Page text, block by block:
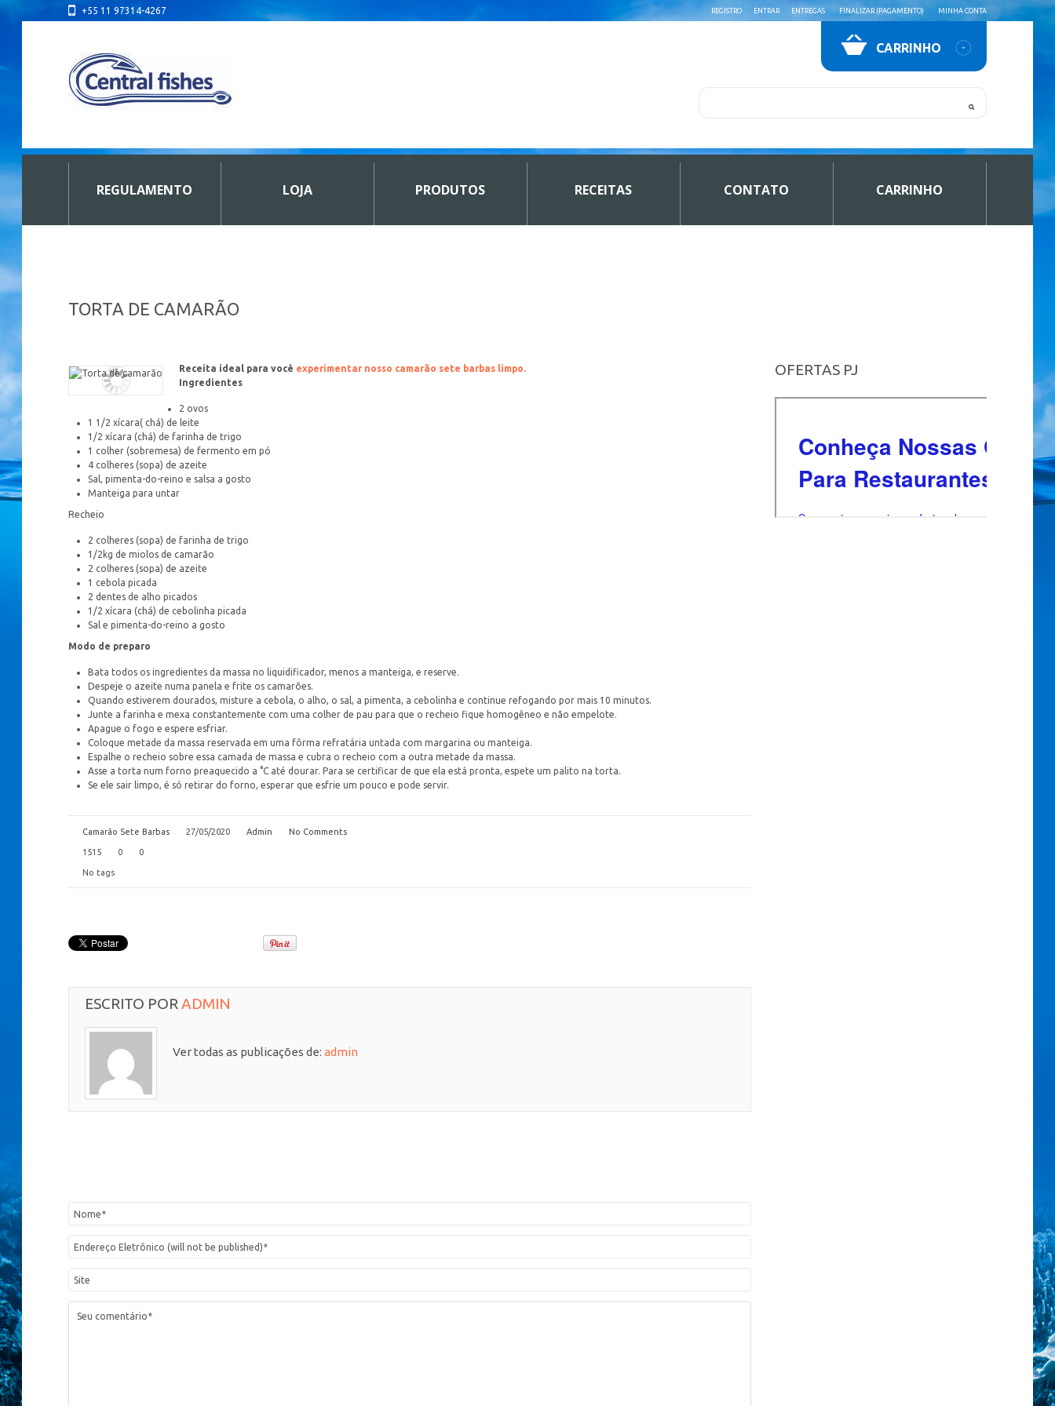
+55 11 97314-4267 REGISTRO ENTRAR ENTREGAS FINALIZAR (PAGAMENTO) MINHA CONTA
CARRINHO
REGULAMENTO LOJA PRODUTOS RECEITAS CONTATO CARRINHO
TORTA DE CAMARÃO
Receita ideal para você experimentar nosso camarão sete barbas limpo.
Ingredientes
2 ovos
1 1/2 xícara( chá) de leite
1/2 xícara (chá) de farinha de trigo
1 colher (sobremesa) de fermento em pó
4 colheres (sopa) de azeite
Sal, pimenta-do-reino e salsa a gosto
Manteiga para untar
Recheio
2 colheres (sopa) de farinha de trigo
1/2kg de miolos de camarão
2 colheres (sopa) de azeite
1 cebola picada
2 dentes de alho picados
1/2 xícara (chá) de cebolinha picada
Sal e pimenta-do-reino a gosto
Modo de preparo
Bata todos os ingredientes da massa no liquidificador, menos a manteiga, e reserve.
Despeje o azeite numa panela e frite os camarões.
Quando estiverem dourados, misture a cebola, o alho, o sal, a pimenta, a cebolinha e continue refogando por mais 10 minutos.
Junte a farinha e mexa constantemente com uma colher de pau para que o recheio fique homogêneo e não empelote.
Apague o fogo e espere esfriar.
Coloque metade da massa reservada em uma fôrma refratária untada com margarina ou manteiga.
Espalhe o recheio sobre essa camada de massa e cubra o recheio com a outra metade da massa.
Asse a torta num forno preaquecido a °C até dourar. Para se certificar de que ela está pronta, espete um palito na torta.
Se ele sair limpo, é só retirar do forno, esperar que esfrie um pouco e pode servir.
Camarão Sete Barbas 27/05/2020 Admin No Comments
1515 0 0
No tags
ESCRITO POR ADMIN
Ver todas as publicações de: admin
OFERTAS PJ